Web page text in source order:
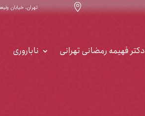
 تهران، خیابان ولیعصر، بالاتر
دکتر فهیمه رمضانی تهرانی ناباروری